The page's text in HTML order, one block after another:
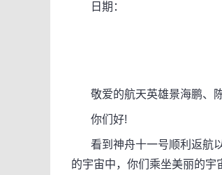
日期：
敬爱的航天英雄景海鹏、陈
你们好!
看到神舟十一号顺利返航以
的宇宙中，你们乘坐美丽的